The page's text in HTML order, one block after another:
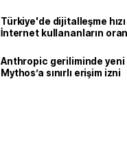
Türkiye'de dijitalleşme hızı
İnternet kullananların
Anthropic geriliminde yeni
Mythos’a sınırlı erişim izni